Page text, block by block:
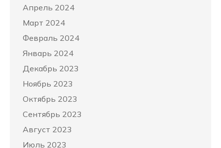
Апрель 2024
Март 2024
Февраль 2024
Январь 2024
Декабрь 2023
Ноябрь 2023
Октябрь 2023
Сентябрь 2023
Август 2023
Июль 2023